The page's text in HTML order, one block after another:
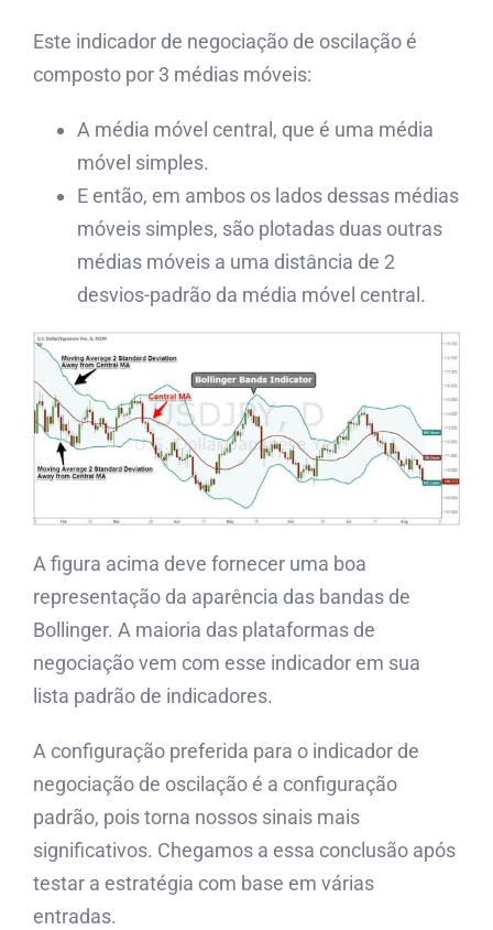
Este indicador de negociação de oscilação é
composto por 3 médias móveis:
A média móvel central, que é uma média
móvel simples.
E então, em ambos os lados dessas médias
móveis simples, são plotadas duas outras
médias móveis a uma distância de 2
desvios-padrão da média móvel central.
A figura acima deve fornecer uma boa
representação da aparência das bandas de
Bollinger. A maioria das plataformas de
negociação vem com esse indicador em sua
lista padrão de indicadores.
A configuração preferida para o indicador de
negociação de oscilação é a configuração
padrão, pois torna nossos sinais mais
significativos. Chegamos a essa conclusão após
testar a estratégia com base em várias
entradas.